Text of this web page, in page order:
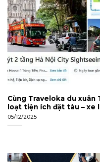
Cùng Traveloka du xuân
loạt tiện ích đặt tàu – xe
05/12/2025